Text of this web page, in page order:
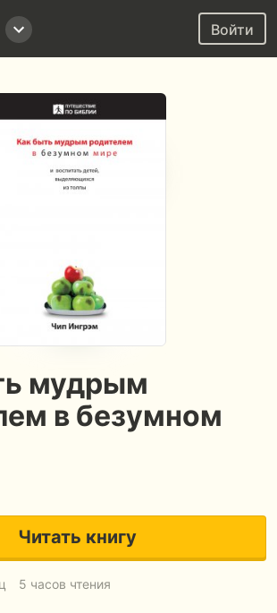
Войти
мудрым
в безумном
Читать книгу
5 часов чтения